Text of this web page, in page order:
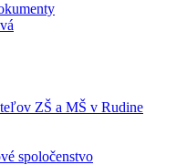
ZŠ a MŠ v Rudine
spoločenstvo